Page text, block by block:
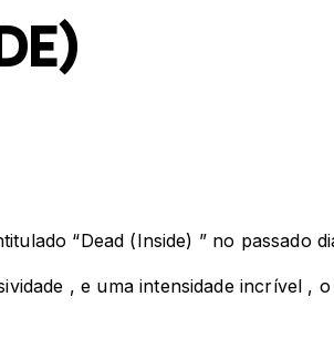
“Dead (Inside) ” no passado
, e uma intensidade incrível ,